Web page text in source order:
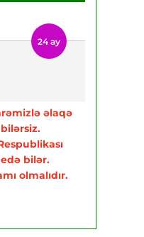
24 ay
əlaqə
bilər.
olmalıdır.